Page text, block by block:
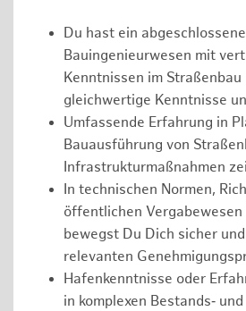
Du hast ein
Bauingenieurwesen mit
Kenntnissen im
gleichwertige Kenntnisse
Umfassende Erfahrung in
Bauausführung von
Infrastrukturmaßnahmen
In technischen Normen,
öffentlichen Vergabewesen
bewegst Du Dich sicher
relevanten
Hafenkenntnisse oder
in komplexen Bestands‑ und